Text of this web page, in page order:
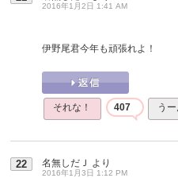
2016年1月2日 1:41 AM
伊野尾君今年も頑張れよ！
それな！ 407 う
22 名無しだＪ より
2016年1月3日 1:12 PM